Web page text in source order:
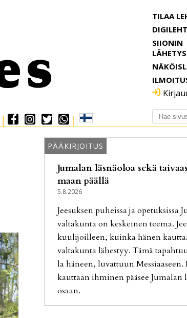
TILAA
SIIONIN
PÄÄKIRJOITUS
Jumalan läsnäoloa sekä
maan päällä
5.8.2026
Jee­suk­sen pu­heis­sa ja ope­tuk­sis­sa
val­ta­kun­ta on kes­kei­nen tee­ma.
kuu­li­joil­leen, kuin­ka hä­nen
val­ta­kun­ta lä­hes­tyy. Tämä
la hä­neen, lu­vat­tuun Mes­si­aa­seen.
kaut­taan ih­mi­nen pää­see Ju­ma­lan
osaan.